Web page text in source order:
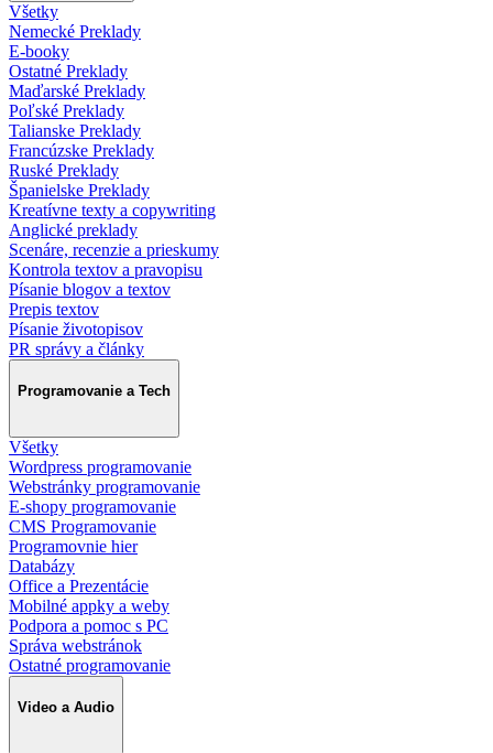
Všetky
Nemecké Preklady
E-booky
Ostatné Preklady
Maďarské Preklady
Poľské Preklady
Talianske Preklady
Francúzske Preklady
Ruské Preklady
Španielske Preklady
Kreatívne texty a copywriting
Anglické preklady
Scenáre, recenzie a prieskumy
Kontrola textov a pravopisu
Písanie blogov a textov
Prepis textov
Písanie životopisov
PR správy a články
Programovanie a Tech
Všetky
Wordpress programovanie
Webstránky programovanie
E-shopy programovanie
CMS Programovanie
Programovnie hier
Databázy
Office a Prezentácie
Mobilné appky a weby
Podpora a pomoc s PC
Správa webstránok
Ostatné programovanie
Video a Audio